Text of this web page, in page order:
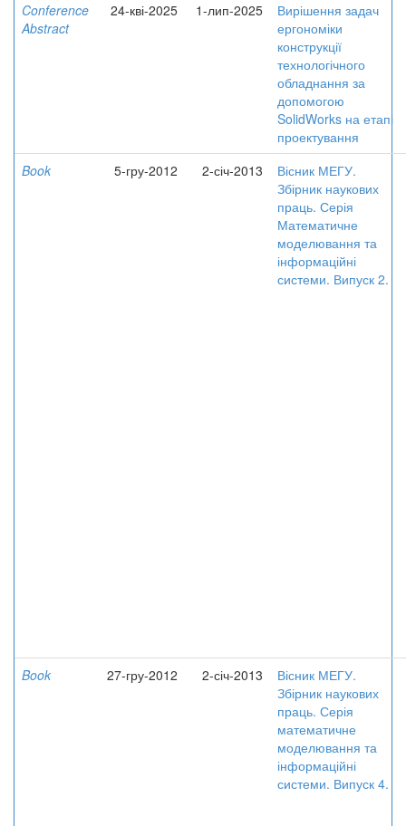
Conference
Abstract
24-кві-2025 1-лип-2025
Вирішення задач
ергономіки
конструкції
технологічного
обладнання за
допомогою
SolidWorks на етапі
проектування
Book
5-гру-2012 2-січ-2013
Вісник МЕГУ.
Збірник наукових
праць. Серія
Математичне
моделювання та
інформаційні
системи. Випуск 2.
Book 27-гру-2012 2-січ-2013
Вісник МЕГУ.
Збірник наукових
праць. Серія
математичне
моделювання та
інформаційні
системи. Випуск 4.